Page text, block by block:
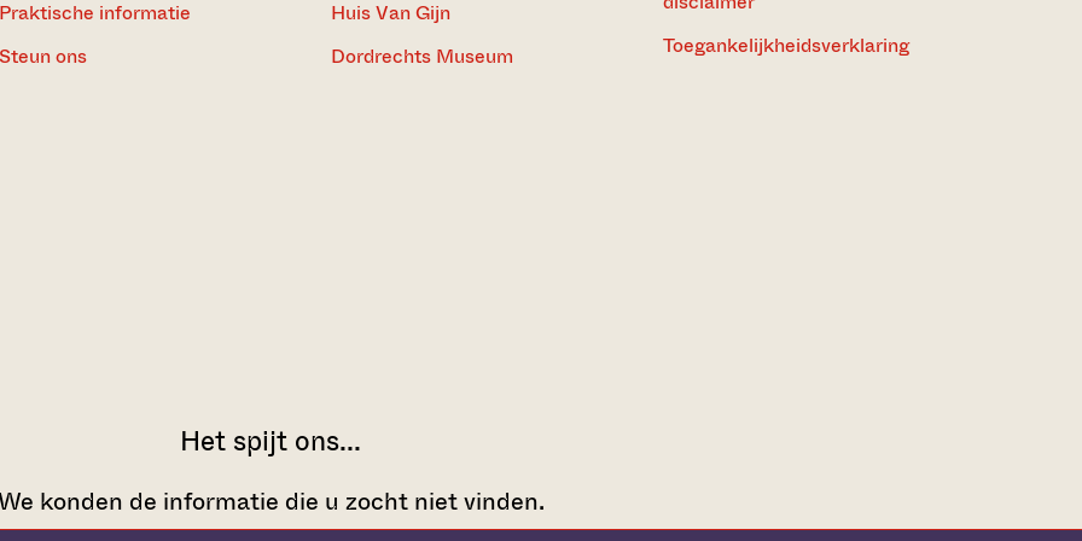
Praktische informatie
Steun ons
Huis Van Gijn
Dordrechts Museum
Toegankelijkheidsverklaring